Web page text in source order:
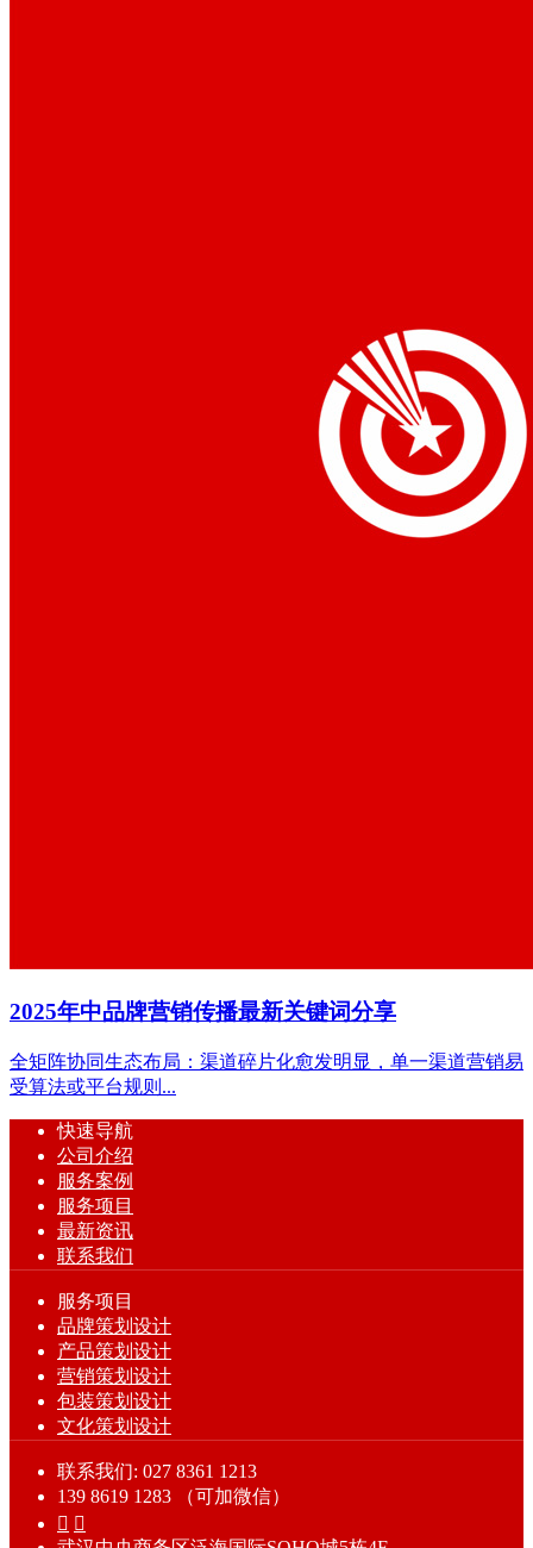
​2025年中品牌营销传播最新关键词分享
全矩阵协同生态布局：渠道碎片化愈发明显，单一渠道营销易
受算法或平台规则...
快速导航
公司介绍
服务案例
服务项目
最新资讯
联系我们
服务项目
品牌策划设计
产品策划设计
营销策划设计
包装策划设计
文化策划设计
联系我们: 027 8361 1213
139 8619 1283 （可加微信）
 